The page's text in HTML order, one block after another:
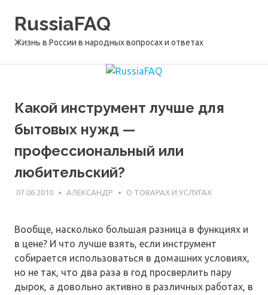
RussiaFAQ
Жизнь в России в народных вопросах и ответах
Какой инструмент лучше для
бытовых нужд —
профессиональный или
любительский?
07.06.2010 АЛЕКСАНДР О ТОВАРАХ И УСЛУГАХ
Вообще, насколько большая разница в функциях и
в цене? И что лучше взять, если инструмент
собирается использоваться в домашних условиях,
но не так, что два раза в год просверлить пару
дырок, а довольно активно в различных работах, в